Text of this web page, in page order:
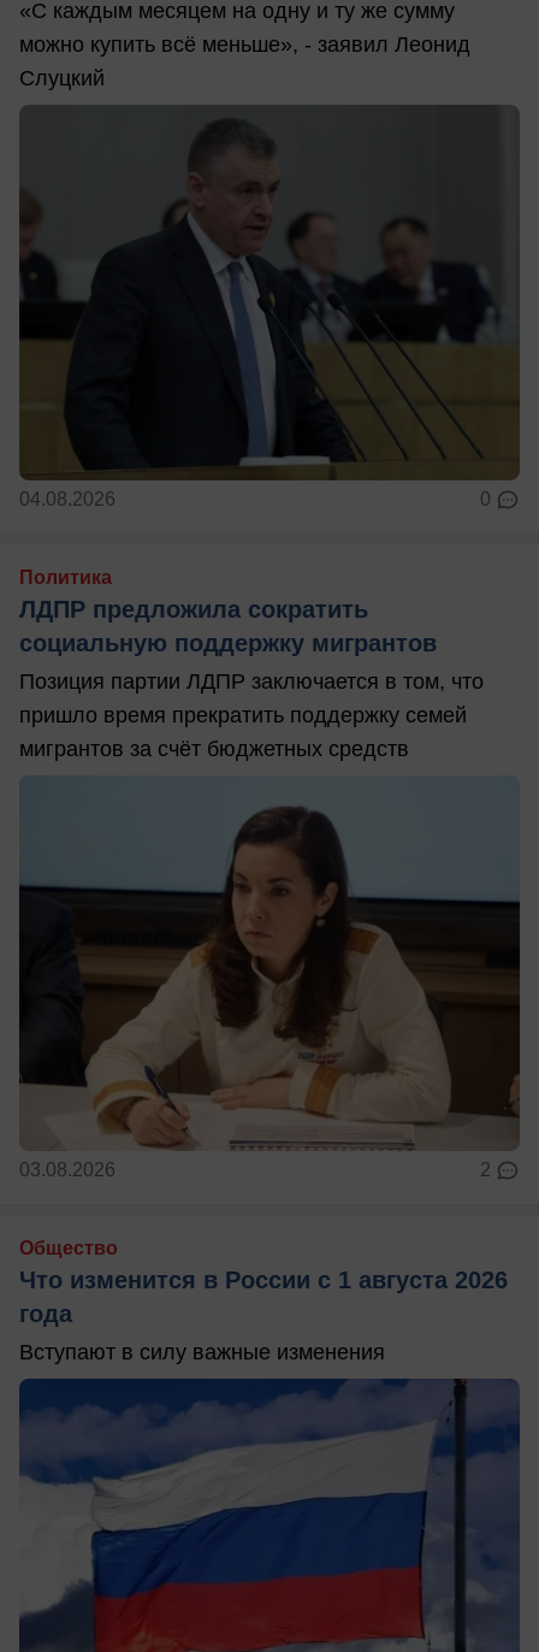
«С каждым месяцем на одну и ту же сумму
можно купить всё меньше», - заявил Леонид
Слуцкий
04.08.2026 0
Политика
ЛДПР предложила сократить
социальную поддержку мигрантов
Позиция партии ЛДПР заключается в том, что
пришло время прекратить поддержку семей
мигрантов за счёт бюджетных средств
03.08.2026 2
Общество
Что изменится в России с 1 августа 2026
года
Вступают в силу важные изменения